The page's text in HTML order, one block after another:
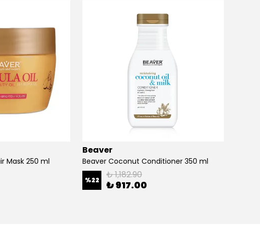
Mask 250 ml
Beaver
Beaver Coconut Conditioner 350 ml
%22 ₺ 1,182.90
₺ 917.00